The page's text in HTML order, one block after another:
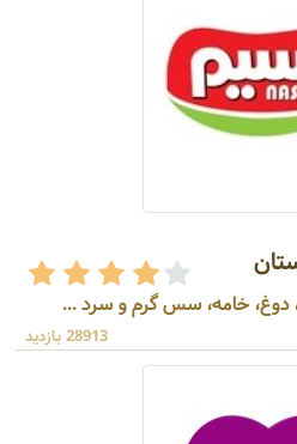
دوغ، خامه، سس گرم و سرد ...
28913 بازدید